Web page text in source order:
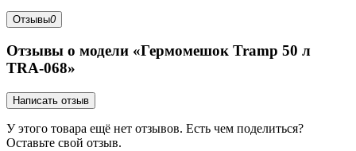
Отзывы0
Отзывы о модели «Гермомешок Tramp 50 л
TRA-068»
Написать отзыв
У этого товара ещё нет отзывов. Есть чем поделиться?
Оставьте свой отзыв.